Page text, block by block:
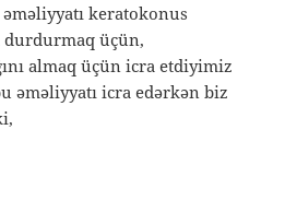
keratokonus
üçün,
almaq üçün icra etdiyimiz
əməliyyatı icra edərkən biz